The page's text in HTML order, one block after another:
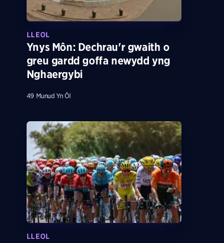
LLEOL
Ynys Môn: Dechrau'r gwaith o
greu gardd goffa newydd yng
Nghaergybi
49 Munud Yn Ôl
LLEOL